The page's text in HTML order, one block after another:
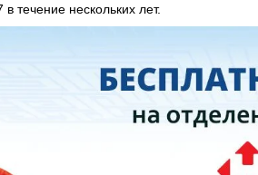
течение нескольких лет.